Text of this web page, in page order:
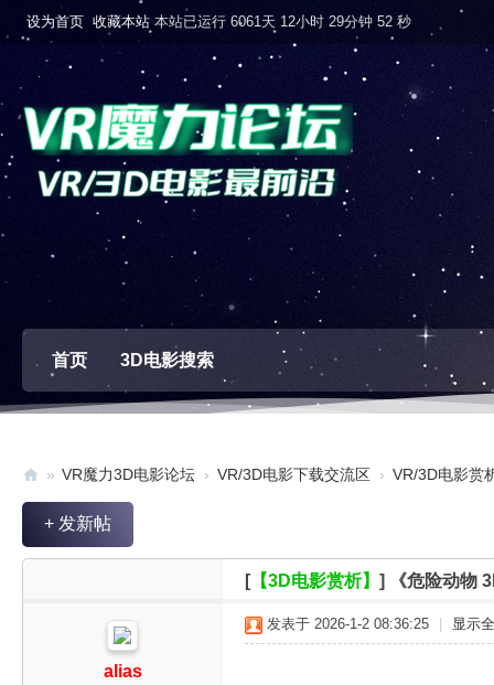
设为首页 收藏本站 本站已运行 6061天 12小时 29分钟 53 秒
首页 3D电影搜索
V
» VR魔力3D电影论坛 › VR/3D电影下载交流区 › VR/3D电影赏
+ 发新帖
[【3D电影赏析】 ] 《危险动物
alias
发表于 2026-1-2 08:36:25 显示